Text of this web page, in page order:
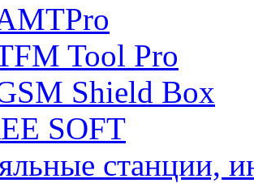
Tool Pro
Shield Box
SOFT
станции,